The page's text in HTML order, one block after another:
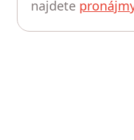
najdete